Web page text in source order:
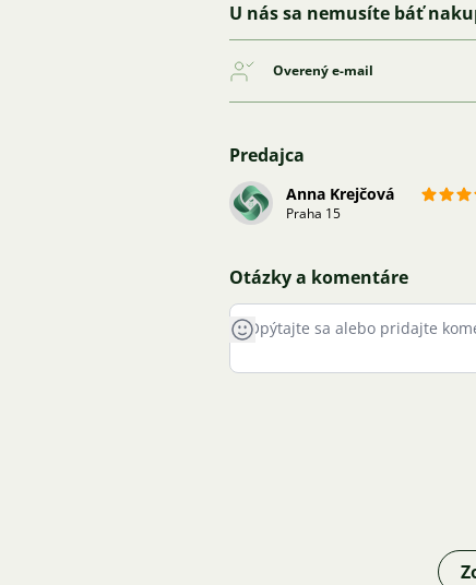
U nás sa nemusíte báť
Overený e-mail
Predajca
Anna Krejčová
Praha 15
Otázky a komentáre